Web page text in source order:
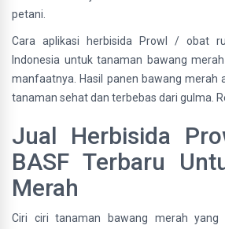
petani.
Cara aplikasi herbisida Prowl / obat
Indonesia untuk tanaman bawang
manfaatnya. Hasil panen bawang merah
tanaman sehat dan terbebas dari gulma.
Jual Herbisida
BASF Terbaru
Merah
Ciri ciri tanaman bawang merah